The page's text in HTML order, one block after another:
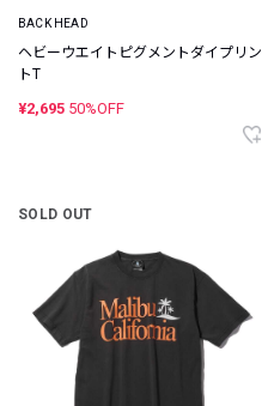
BACK HEAD
ヘビーウエイトピグメントダイプリン
トT
¥2,695 50%OFF
SOLD OUT